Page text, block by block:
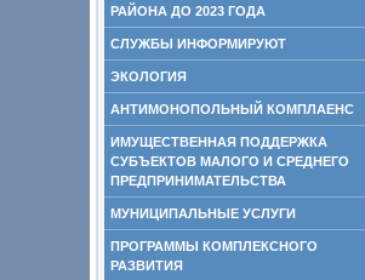
РАЙОНА ДО 2023 ГОДА
СЛУЖБЫ ИНФОРМИРУЮТ
ЭКОЛОГИЯ
АНТИМОНОПОЛЬНЫЙ КОМПЛАЕНС
ИМУЩЕСТВЕННАЯ ПОДДЕРЖКА
СУБЪЕКТОВ МАЛОГО И СРЕДНЕГО
ПРЕДПРИНИМАТЕЛЬСТВА
МУНИЦИПАЛЬНЫЕ УСЛУГИ
ПРОГРАММЫ КОМПЛЕКСНОГО
РАЗВИТИЯ